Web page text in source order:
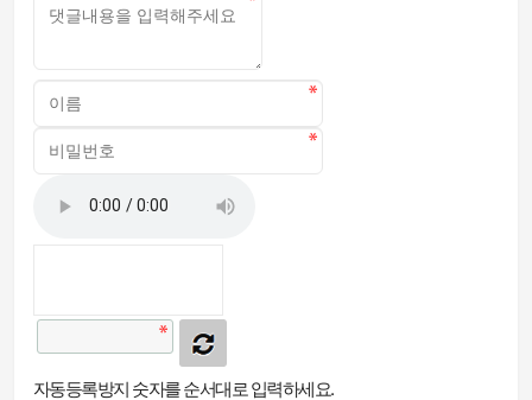
자동등록방지 숫자를 순서대로 입력하세요.